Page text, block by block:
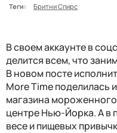
Теги:
Бритни Спирс
В своем аккаунте в
делится всем, что
В новом посте
More Time поделилась
магазина
центре Нью-Йорка. А в
весе и пищевых